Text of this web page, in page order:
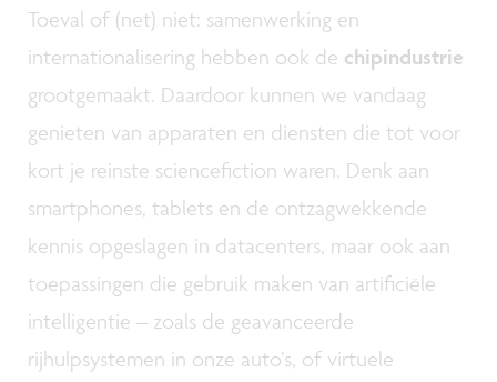
Toeval of (net) niet: samenwerking en
internationalisering hebben ook de chipindustrie
grootgemaakt. Daardoor kunnen we vandaag
genieten van apparaten en diensten die tot voor
kort je reinste sciencefiction waren. Denk aan
smartphones, tablets en de ontzagwekkende
kennis opgeslagen in datacenters, maar ook aan
toepassingen die gebruik maken van artificiële
intelligentie – zoals de geavanceerde
rijhulpsystemen in onze auto’s, of virtuele